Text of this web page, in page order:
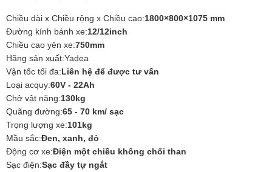
Chiều dài x Chiều rộng x Chiều cao:1800×800×1075 mm
Đường kính bánh xe:12/12inch
Chiều cao yên xe:750mm
Hãng sản xuất:Yadea
Vận tốc tối đa:Liên hệ để được tư vấn
Loại acquy:60V - 22Ah
Chở vật nặng:130kg
Quãng đường:65 - 70 km/ sạc
Trọng lượng xe:101kg
Mầu sắc:Đen, xanh, đỏ
Động cơ xe:Điện một chiều không chổi than
Sạc điện:Sạc đầy tự ngắt